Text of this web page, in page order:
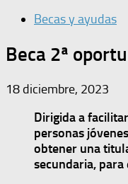
Becas y ayudas
Beca 2ª
18 diciembre, 2023
Dirigida a
personas
obtener una
secundaria,